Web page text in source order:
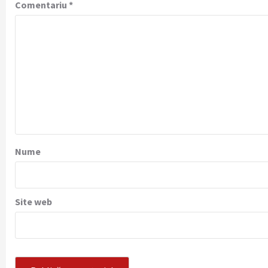
Comentariu *
Nume
Site web